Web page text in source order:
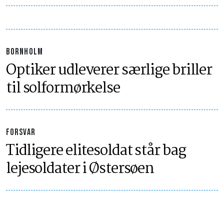
BORNHOLM
Optiker udleverer særlige briller
til solformørkelse
FORSVAR
Tidligere elitesoldat står bag
lejesoldater i Østersøen